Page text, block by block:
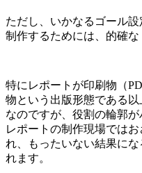
ただし、いかなるゴール
制作するためには、的確な
特にレポートが印刷物（
物という出版形態である
なのですが、役割の輪郭
レポートの制作現場では
れ、もったいない結果に
れます。